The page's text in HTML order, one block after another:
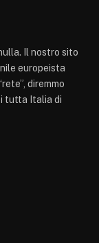
Il nostro sito
europeista
diremmo
tutta Italia di